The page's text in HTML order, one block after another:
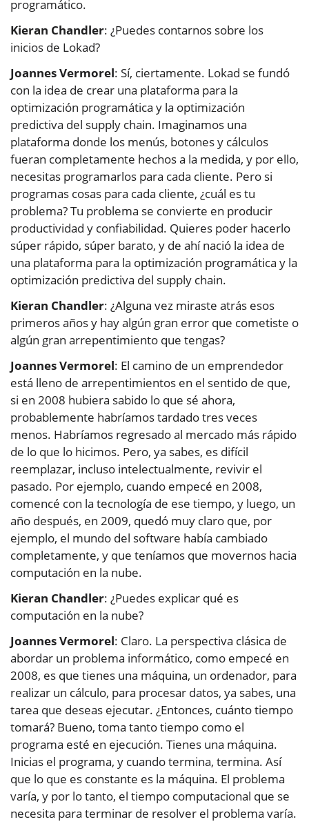
programático.
Kieran Chandler: ¿Puedes contarnos sobre los
inicios de Lokad?
Joannes Vermorel: Sí, ciertamente. Lokad se fundó
con la idea de crear una plataforma para la
optimización programática y la optimización
predictiva del supply chain. Imaginamos una
plataforma donde los menús, botones y cálculos
fueran completamente hechos a la medida, y por ello,
necesitas programarlos para cada cliente. Pero si
programas cosas para cada cliente, ¿cuál es tu
problema? Tu problema se convierte en producir
productividad y confiabilidad. Quieres poder hacerlo
súper rápido, súper barato, y de ahí nació la idea de
una plataforma para la optimización programática y la
optimización predictiva del supply chain.
Kieran Chandler: ¿Alguna vez miraste atrás esos
primeros años y hay algún gran error que cometiste o
algún gran arrepentimiento que tengas?
Joannes Vermorel: El camino de un emprendedor
está lleno de arrepentimientos en el sentido de que,
si en 2008 hubiera sabido lo que sé ahora,
probablemente habríamos tardado tres veces
menos. Habríamos regresado al mercado más rápido
de lo que lo hicimos. Pero, ya sabes, es difícil
reemplazar, incluso intelectualmente, revivir el
pasado. Por ejemplo, cuando empecé en 2008,
comencé con la tecnología de ese tiempo, y luego, un
año después, en 2009, quedó muy claro que, por
ejemplo, el mundo del software había cambiado
completamente, y que teníamos que movernos hacia
computación en la nube.
Kieran Chandler: ¿Puedes explicar qué es
computación en la nube?
Joannes Vermorel: Claro. La perspectiva clásica de
abordar un problema informático, como empecé en
2008, es que tienes una máquina, un ordenador, para
realizar un cálculo, para procesar datos, ya sabes, una
tarea que deseas ejecutar. ¿Entonces, cuánto tiempo
tomará? Bueno, toma tanto tiempo como el
programa esté en ejecución. Tienes una máquina.
Inicias el programa, y cuando termina, termina. Así
que lo que es constante es la máquina. El problema
varía, y por lo tanto, el tiempo computacional que se
necesita para terminar de resolver el problema varía.